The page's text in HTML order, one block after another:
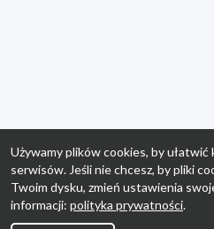
Używamy plików cookies, by ułatwić
serwisów. Jeśli nie chcesz, by pliki
Twoim dysku, zmień ustawienia
informacji: polityka prywatności.